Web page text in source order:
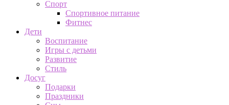
Спорт
Спортивное питание
Фитнес
Дети
Воспитание
Игры с детьми
Развитие
Стиль
Досуг
Подарки
Праздники